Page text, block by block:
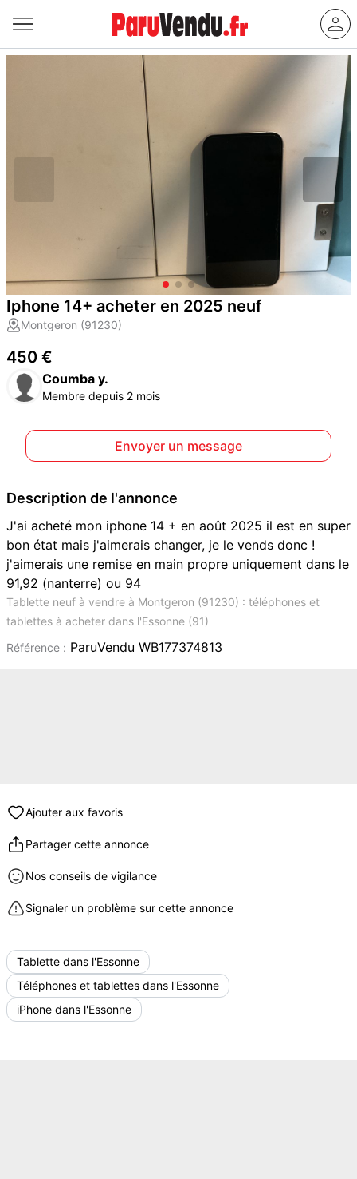
Iphone 14+ acheter en 2025 neuf
Montgeron (91230)
450 €
Coumba y.
Membre depuis 2 mois
Envoyer un message
Description de l'annonce
J'ai acheté mon iphone 14 + en août 2025 il est en super
bon état mais j'aimerais changer, je le vends donc !
j'aimerais une remise en main propre uniquement dans le
91,92 (nanterre) ou 94
Tablette neuf à vendre à Montgeron (91230) : téléphones et
tablettes à acheter dans l'Essonne (91)
Référence : ParuVendu WB177374813
Ajouter aux favoris
Partager cette annonce
Nos conseils de vigilance
Signaler un problème sur cette annonce
Tablette dans l'Essonne
Téléphones et tablettes dans l'Essonne
iPhone dans l'Essonne